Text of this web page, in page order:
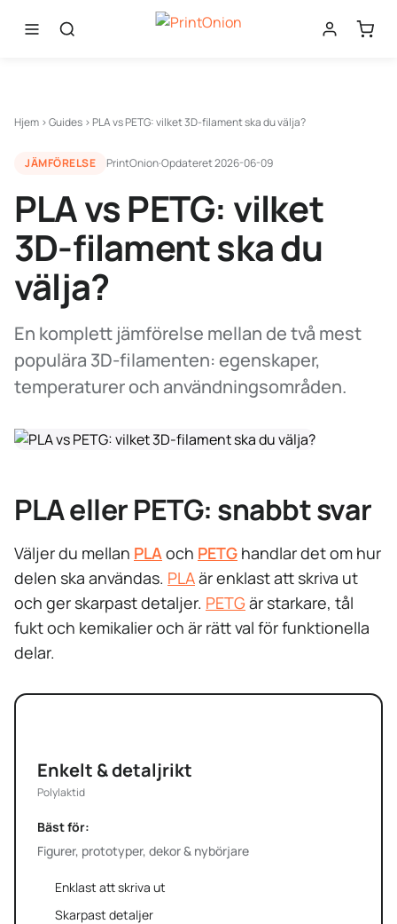
Hjem ›Guides › PLA vs PETG: vilket 3D-filament ska du välja?
JÄMFÖRELSE PrintOnion·Opdateret2026-06-09
PLA vs PETG: vilket
3D-filament ska du
välja?
En komplett jämförelse mellan de två mest
populära 3D-filamenten: egenskaper,
temperaturer och användningsområden.
PLA eller PETG: snabbt svar
Väljer du mellan PLAoch PETG handlar det om hur
delen ska användas. PLAär enklast att skriva ut
och ger skarpast detaljer. PETGär starkare, tål
fukt och kemikalier och är rätt val för funktionella
delar.
Enkelt & detaljrikt
Polylaktid
Bäst för:
Figurer, prototyper, dekor & nybörjare
Enklast att skriva ut
Skarpast detaljer